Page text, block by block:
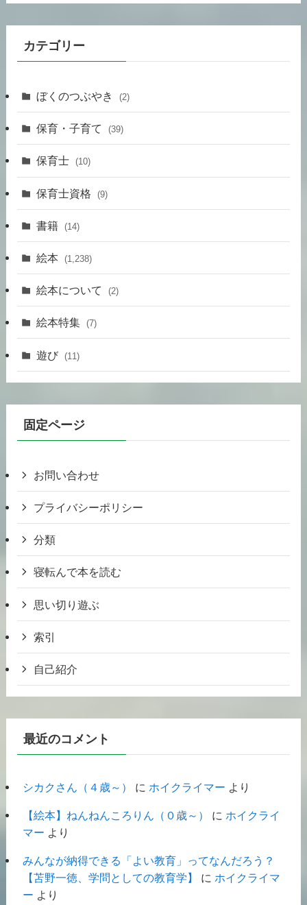
カテゴリー
ぼくのつぶやき (2)
保育・子育て (39)
保育士 (10)
保育士資格 (9)
書籍 (14)
絵本 (1,238)
絵本について (2)
絵本特集 (7)
遊び (11)
固定ページ
お問い合わせ
プライバシーポリシー
分類
寝転んで本を読む
思い切り遊ぶ
索引
自己紹介
最近のコメント
シカクさん（４歳～） に ホイクライマー より
【絵本】ねんねんころりん（０歳～） に ホイクライ
マー より
みんなが納得できる「よい教育」ってなんだろう？
【苫野一徳、学問としての教育学】
に ホイクライマ
ー より